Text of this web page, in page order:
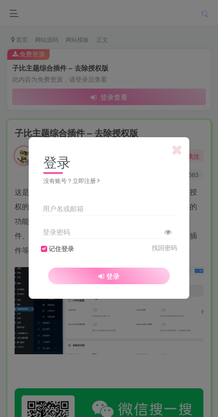
首页 网站源码 网站模板 正文
子比主题综合插件 – 去除授权版
此内容为免费资源，请登录后查看
登录查看
免费资源
子比主题综合插件 – 去除授权版
酒醒只在花前坐，酒醉还来花下眠。
关注
563
这是一款子比主题的综合插件，这款插件一开始是带有授
权的，这里给大家去除了授权，免费给大家使用，里面的
功能还是比较多的，带有美化插件、团购插件、砍价插
件、抽奖插件、工单插件、统计插件、广告插件、悬赏插
件等，喜欢的自行部署吧！
登录
没有账号？立即注册
用户名或邮箱
登录密码
记住登录 找回密码
登录